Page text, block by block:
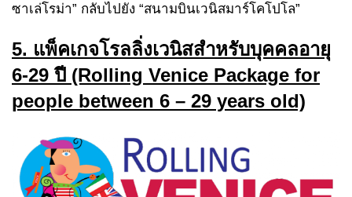
ซาเล่โรม่า” กลับไปยัง “สนามบินเวนิสมาร์โคโปโล”
5. แพ็คเกจโรลลิ่งเวนิสสำหรับบุคคลอายุ
6-29 ปี (Rolling Venice Package for
people between 6 – 29 years old)